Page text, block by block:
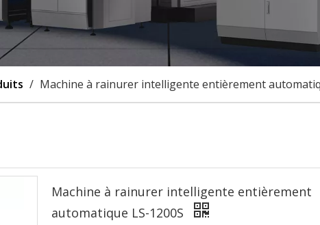
/ Machine à rainurer intelligente entièrement
Machine à rainurer intelligente entièrement
automatique LS-1200S